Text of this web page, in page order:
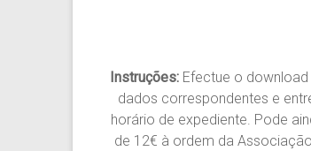
Instruções:Efectue o download
dados correspondentes e
horário de expediente. Pode
de 12€ à ordem da